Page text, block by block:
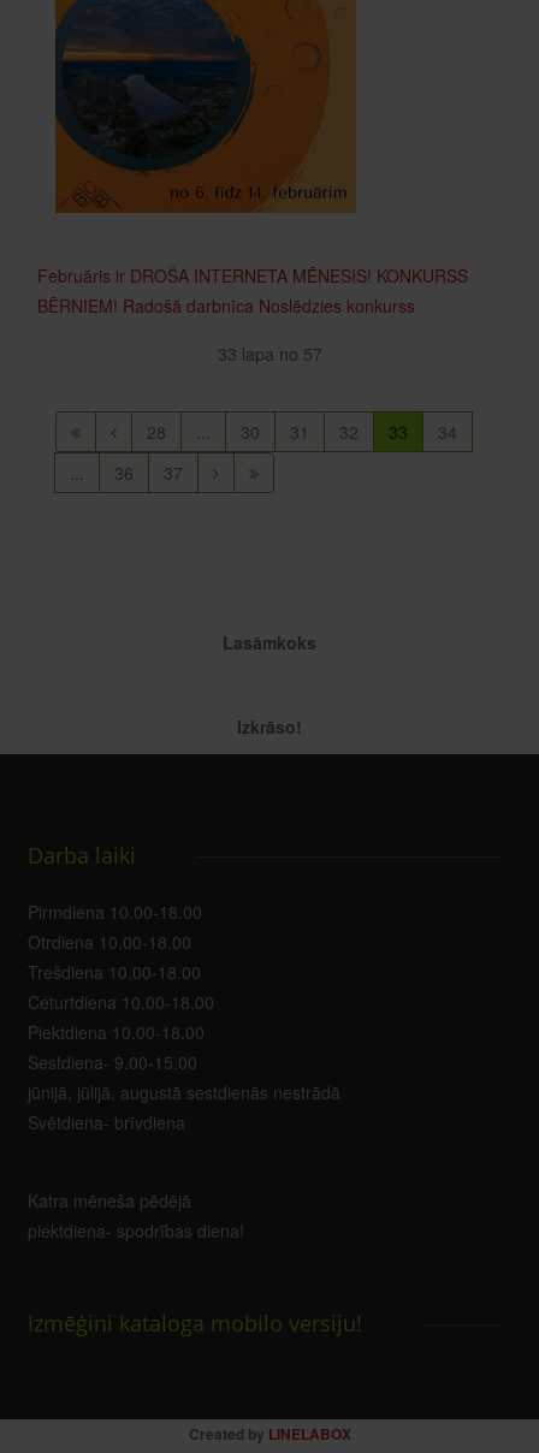
Februāris ir DROŠA INTERNETA MĒNESIS! KONKURSS
BĒRNIEM! Radošā darbnīca Noslēdzies konkurss
33 lapa no 57
28 ... 30 31 32 33
34
...
36 37
Lasāmkoks
Izkrāso!
Darba laiki
Pirmdiena 10.00-18.00
Otrdiena 10.00-18.00
Trešdiena 10.00-18.00
Ceturtdiena 10.00-18.00
Piektdiena 10.00-18.00
Sestdiena- 9.00-15.00
jūnijā, jūlijā, augustā sestdienās nestrādā
Svētdiena- brīvdiena
Katra mēneša pēdējā
piektdiena- spodrības diena!
Izmēģini kataloga mobilo versiju!
Created by LINELABOX